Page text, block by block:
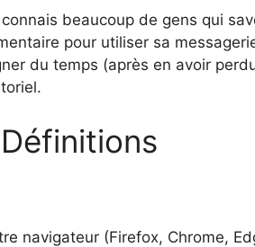
beaucoup de gens qui
pour utiliser sa
du temps (après en avoir
navigateur (Firefox, Chrome,